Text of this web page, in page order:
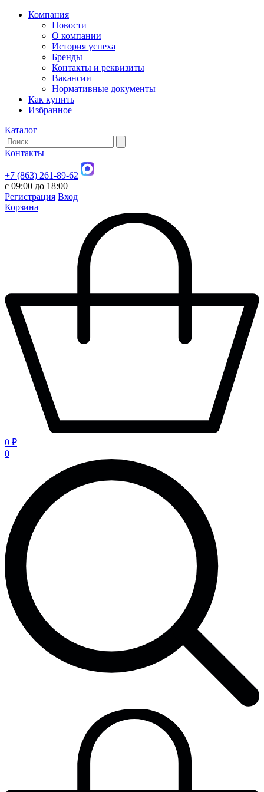
Компания
Новости
О компании
История успеха
Бренды
Контакты и реквизиты
Вакансии
Нормативные документы
Как купить
Избранное
Каталог
Контакты
+7 (863) 261-89-62
с 09:00 до 18:00
Регистрация Вход
Корзина
0 ₽
0